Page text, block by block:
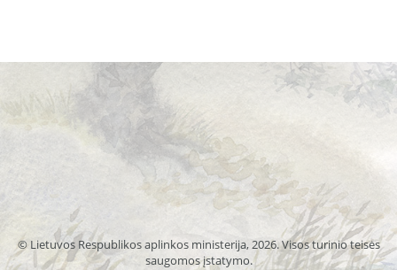
© Lietuvos Respublikos aplinkos ministerija, 2026. Visos turinio teisės
saugomos įstatymo.